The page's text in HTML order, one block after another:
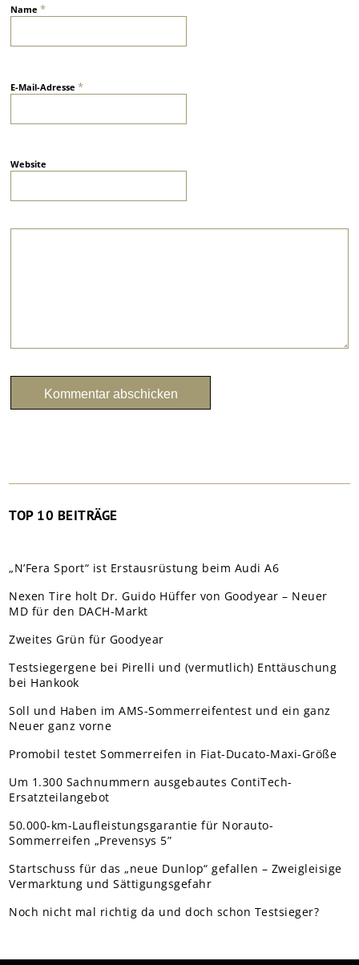
Name*
E-Mail-Adresse*
Website
TOP 10 BEITRÄGE
„N’Fera Sport“ ist Erstausrüstung beim Audi A6
Nexen Tire holt Dr. Guido Hüffer von Goodyear – Neuer
MD für den DACH-Markt
Zweites Grün für Goodyear
Testsiegergene bei Pirelli und (vermutlich) Enttäuschung
bei Hankook
Soll und Haben im AMS-Sommerreifentest und ein ganz
Neuer ganz vorne
Promobil testet Sommerreifen in Fiat-Ducato-Maxi-Größe
Um 1.300 Sachnummern ausgebautes ContiTech-
Ersatzteilangebot
50.000-km-Laufleistungsgarantie für Norauto-
Sommerreifen „Prevensys 5”
Startschuss für das „neue Dunlop“ gefallen – Zweigleisige
Vermarktung und Sättigungsgefahr
Noch nicht mal richtig da und doch schon Testsieger?